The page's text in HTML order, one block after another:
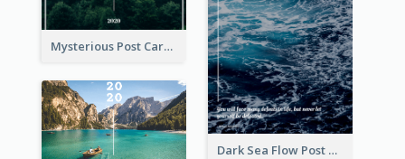
Mysterious Post Card Of Forest
Dark Sea Flow Post Cards